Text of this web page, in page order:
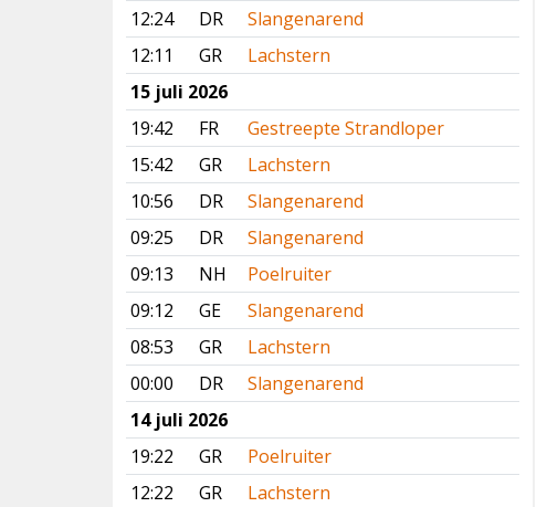
12:24
DR
Slangenarend
12:11
GR
Lachstern
15 juli 2026
19:42
FR
Gestreepte Strandloper
15:42
GR
Lachstern
10:56
DR
Slangenarend
09:25
DR
Slangenarend
09:13
NH
Poelruiter
09:12
GE
Slangenarend
08:53
GR
Lachstern
00:00
DR
Slangenarend
14 juli 2026
19:22
GR
Poelruiter
12:22
GR
Lachstern